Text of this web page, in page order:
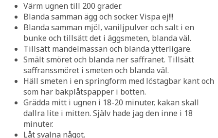
Värm ugnen till 200 grader.
Blanda samman ägg och socker. Vispa ej!!!
Blanda samman mjöl, vaniljpulver och salt i en
bunke och tillsätt det i äggsmeten, blanda väl.
Tillsätt mandelmassan och blanda ytterligare.
Smält smöret och blanda ner saffranet. Tillsätt
saffranssmöret i smeten och blanda väl.
Häll smeten i en springform med löstagbar kant och
som har bakplåtspapper i botten.
Grädda mitt i ugnen i 18-20 minuter, kakan skall
dallra lite i mitten. Själv hade jag den inne i 18
minuter.
Låt svalna något.